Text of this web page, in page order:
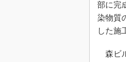
部に完
染物質
した施
森ビ